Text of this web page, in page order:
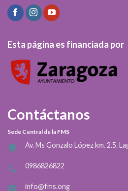
Esta página es financiada por
Contáctanos
Sede Central de la FMS
Av. Ms Gonzalo López km. 2.5.
0986826822
info@fms.ong